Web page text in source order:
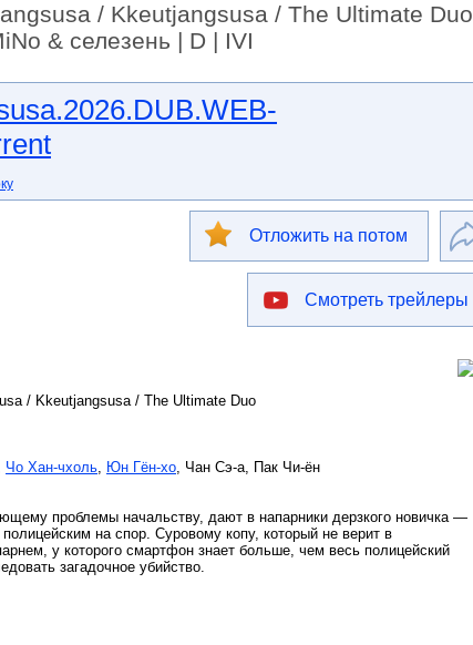
/ Kkeutjangsusa / The Ultimate Duo
& селезень | D | IVI
Отложить на потом
Смотреть трейлеры
/ Kkeutjangsusa / The Ultimate Duo
Чо Хан-чхоль, Юн Гён-хо, Чан Сэ-а, Пак Чи-ён
проблемы начальству, дают в напарники дерзкого новичка —
на спор. Суровому копу, который не верит в
у которого смартфон знает больше, чем весь полицейский
загадочное убийство.